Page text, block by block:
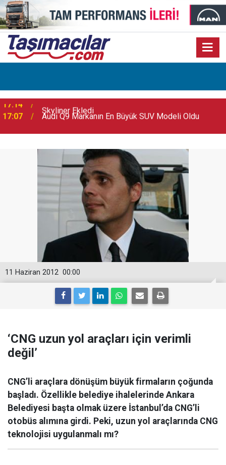
17:07 Audi Q9 Markanın En Büyük SUV Modeli Oldu
00:00
11 Haziran 2012
‘CNG uzun yol araçları için verimli
değil’
CNG’li araçlara dönüşüm büyük firmaların çoğunda
başladı. Özellikle belediye ihalelerinde Ankara
Belediyesi başta olmak üzere İstanbul’da CNG’li
otobüs alımına girdi. Peki, uzun yol araçlarında CNG
teknolojisi uygulanmalı mı?